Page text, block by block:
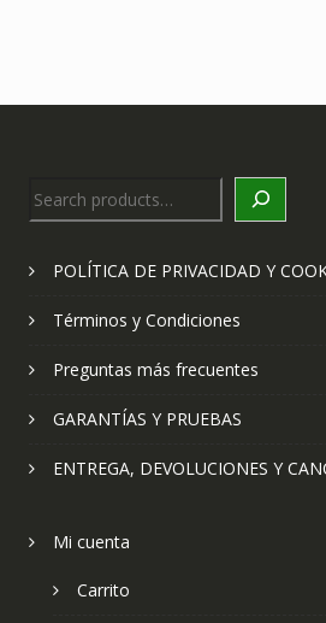
Search
POLÍTICA DE PRIVACIDAD Y
Términos y Condiciones
Preguntas más frecuentes
GARANTÍAS Y PRUEBAS
ENTREGA, DEVOLUCIONES Y
Mi cuenta
Carrito